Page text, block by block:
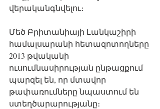
վերականգնվելու։
Մեծ Բրիտանիայի Լանկաշիրի
համալսարանի հետազոտողները
2013 թվականի
ուսումնասիրության ընթացքում
պարզել են, որ մտավոր
թափառումները նպաստում են
ստեղծարարությանը։